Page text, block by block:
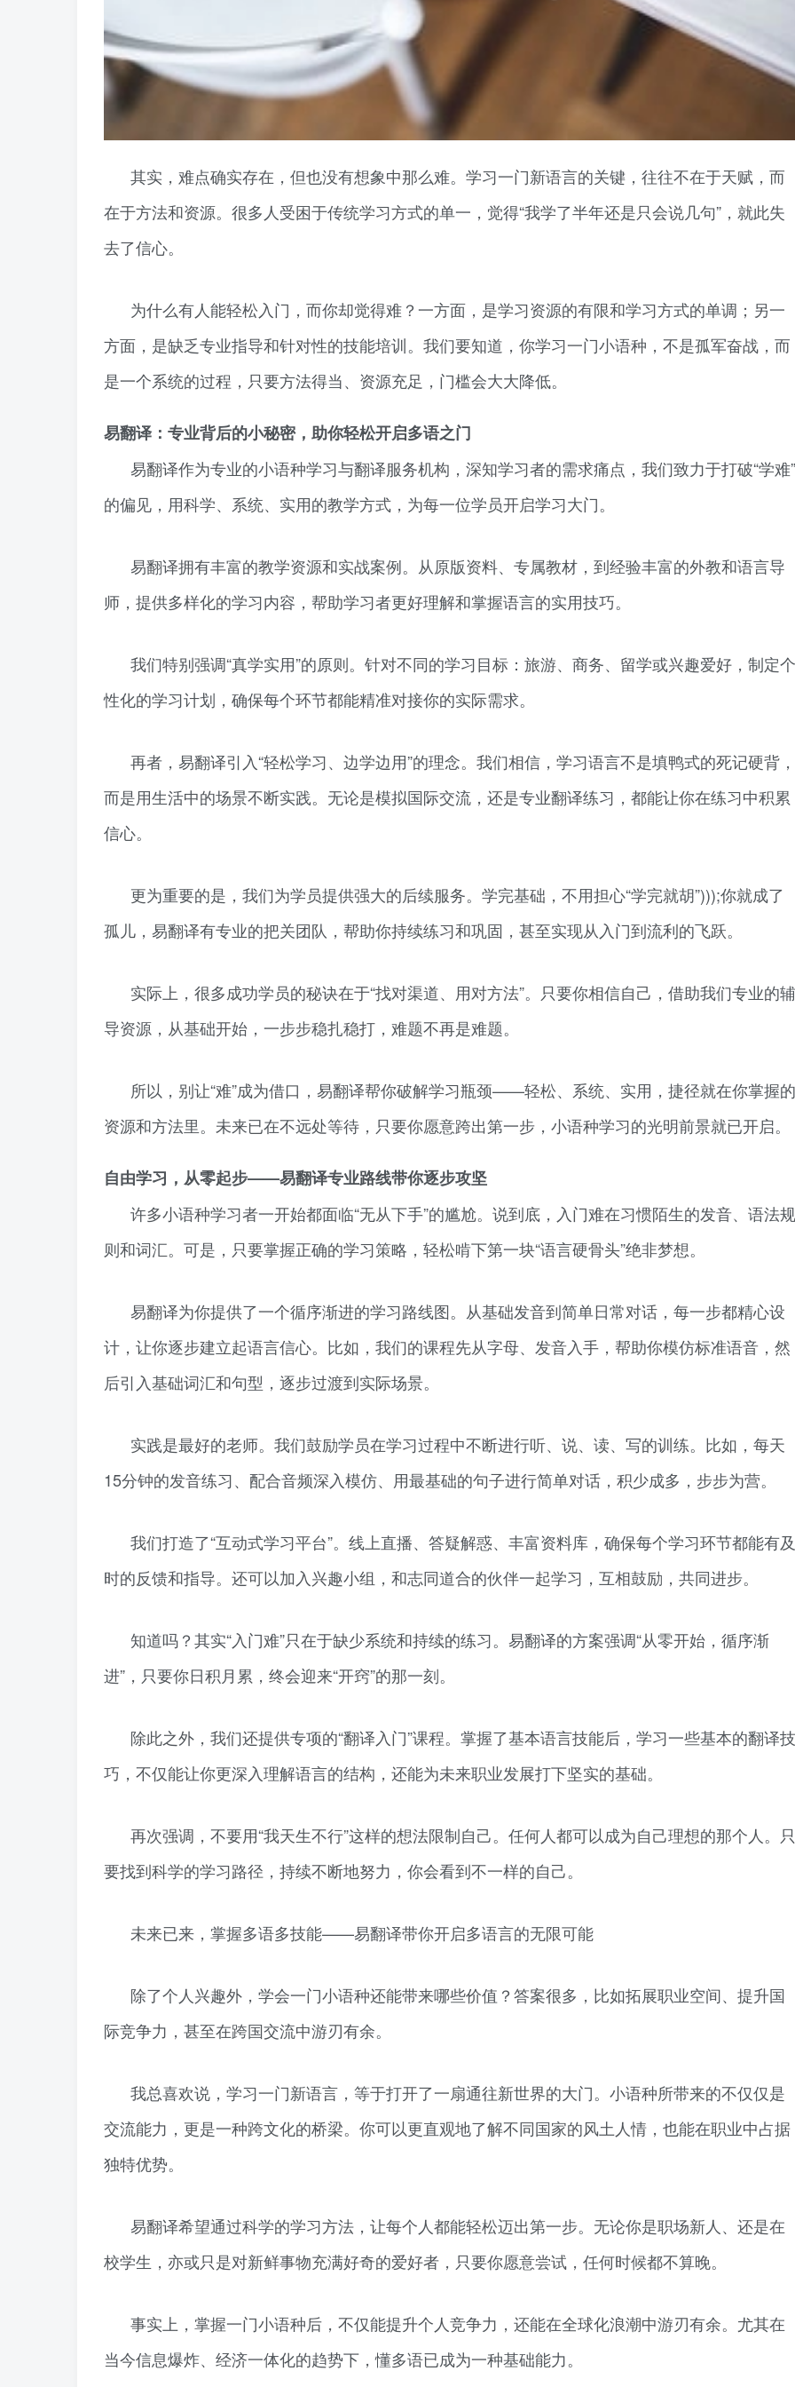
其实，难点确实存在，但也没有想象中那么难。学习一门新语言的关键，往往不在于天赋，而
在于方法和资源。很多人受困于传统学习方式的单一，觉得“我学了半年还是只会说几句”，就此失
去了信心。
为什么有人能轻松入门，而你却觉得难？一方面，是学习资源的有限和学习方式的单调；另一
方面，是缺乏专业指导和针对性的技能培训。我们要知道，你学习一门小语种，不是孤军奋战，而
是一个系统的过程，只要方法得当、资源充足，门槛会大大降低。
易翻译：专业背后的小秘密，助你轻松开启多语之门
易翻译作为专业的小语种学习与翻译服务机构，深知学习者的需求痛点，我们致力于打破“学难”
的偏见，用科学、系统、实用的教学方式，为每一位学员开启学习大门。
易翻译拥有丰富的教学资源和实战案例。从原版资料、专属教材，到经验丰富的外教和语言导
师，提供多样化的学习内容，帮助学习者更好理解和掌握语言的实用技巧。
我们特别强调“真学实用”的原则。针对不同的学习目标：旅游、商务、留学或兴趣爱好，制定个
性化的学习计划，确保每个环节都能精准对接你的实际需求。
再者，易翻译引入“轻松学习、边学边用”的理念。我们相信，学习语言不是填鸭式的死记硬背，
而是用生活中的场景不断实践。无论是模拟国际交流，还是专业翻译练习，都能让你在练习中积累
信心。
更为重要的是，我们为学员提供强大的后续服务。学完基础，不用担心“学完就胡”)));你就成了
孤儿，易翻译有专业的把关团队，帮助你持续练习和巩固，甚至实现从入门到流利的飞跃。
实际上，很多成功学员的秘诀在于“找对渠道、用对方法”。只要你相信自己，借助我们专业的辅
导资源，从基础开始，一步步稳扎稳打，难题不再是难题。
所以，别让“难”成为借口，易翻译帮你破解学习瓶颈——轻松、系统、实用，捷径就在你掌握的
资源和方法里。未来已在不远处等待，只要你愿意跨出第一步，小语种学习的光明前景就已开启。
自由学习，从零起步——易翻译专业路线带你逐步攻坚
许多小语种学习者一开始都面临“无从下手”的尴尬。说到底，入门难在习惯陌生的发音、语法规
则和词汇。可是，只要掌握正确的学习策略，轻松啃下第一块“语言硬骨头”绝非梦想。
易翻译为你提供了一个循序渐进的学习路线图。从基础发音到简单日常对话，每一步都精心设
计，让你逐步建立起语言信心。比如，我们的课程先从字母、发音入手，帮助你模仿标准语音，然
后引入基础词汇和句型，逐步过渡到实际场景。
实践是最好的老师。我们鼓励学员在学习过程中不断进行听、说、读、写的训练。比如，每天
15分钟的发音练习、配合音频深入模仿、用最基础的句子进行简单对话，积少成多，步步为营。
我们打造了“互动式学习平台”。线上直播、答疑解惑、丰富资料库，确保每个学习环节都能有及
时的反馈和指导。还可以加入兴趣小组，和志同道合的伙伴一起学习，互相鼓励，共同进步。
知道吗？其实“入门难”只在于缺少系统和持续的练习。易翻译的方案强调“从零开始，循序渐
进”，只要你日积月累，终会迎来“开窍”的那一刻。
除此之外，我们还提供专项的“翻译入门”课程。掌握了基本语言技能后，学习一些基本的翻译技
巧，不仅能让你更深入理解语言的结构，还能为未来职业发展打下坚实的基础。
再次强调，不要用“我天生不行”这样的想法限制自己。任何人都可以成为自己理想的那个人。只
要找到科学的学习路径，持续不断地努力，你会看到不一样的自己。
未来已来，掌握多语多技能——易翻译带你开启多语言的无限可能
除了个人兴趣外，学会一门小语种还能带来哪些价值？答案很多，比如拓展职业空间、提升国
际竞争力，甚至在跨国交流中游刃有余。
我总喜欢说，学习一门新语言，等于打开了一扇通往新世界的大门。小语种所带来的不仅仅是
交流能力，更是一种跨文化的桥梁。你可以更直观地了解不同国家的风土人情，也能在职业中占据
独特优势。
易翻译希望通过科学的学习方法，让每个人都能轻松迈出第一步。无论你是职场新人、还是在
校学生，亦或只是对新鲜事物充满好奇的爱好者，只要你愿意尝试，任何时候都不算晚。
事实上，掌握一门小语种后，不仅能提升个人竞争力，还能在全球化浪潮中游刃有余。尤其在
当今信息爆炸、经济一体化的趋势下，懂多语已成为一种基础能力。